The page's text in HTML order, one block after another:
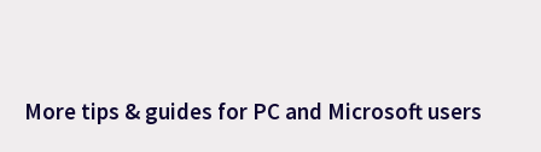
More tips & guides for PC and Microsoft users